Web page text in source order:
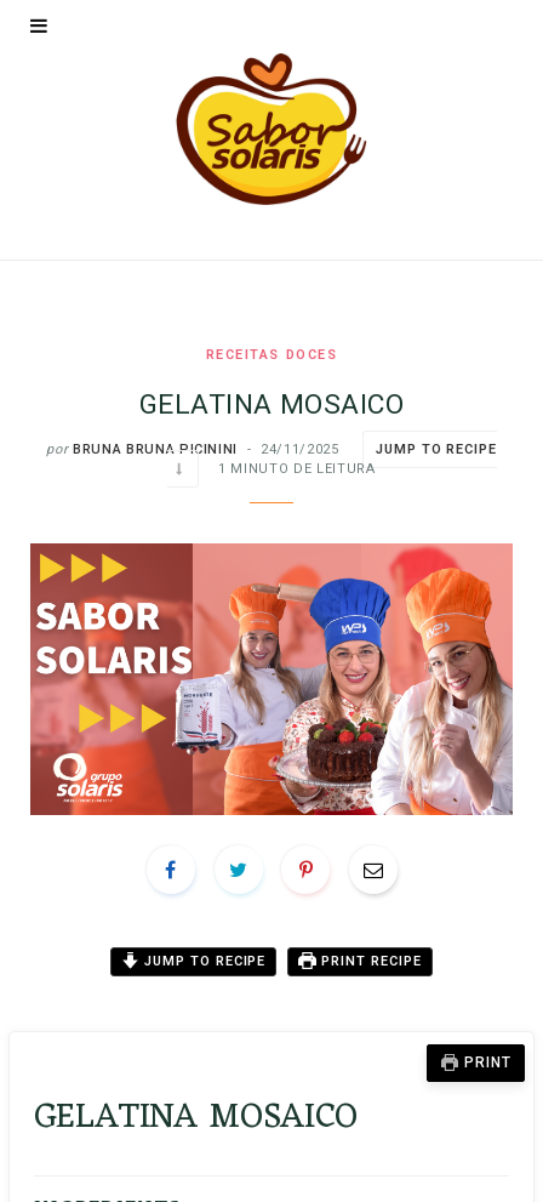
RECEITAS DOCES
GELATINA MOSAICO
por BRUNA BRUNA PICININI 24/11/2025
JUMP TO RECIPE
1 MINUTO DE LEITURA
JUMP TO RECIPE PRINT RECIPE
PRINT
GELATINA MOSAICO